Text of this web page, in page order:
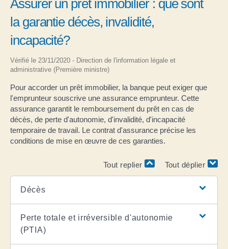
Assurer un prêt immobilier : que sont
la garantie décès, invalidité,
incapacité?
Vérifié le 23/11/2020 - Direction de l'information légale et
administrative (Première ministre)
Pour accorder un prêt immobilier, la banque peut exiger que
l'emprunteur souscrive une assurance emprunteur. Cette
assurance garantit le remboursement du prêt en cas de
décès, de perte d'autonomie, d'invalidité, d'incapacité
temporaire de travail. Le contrat d'assurance précise les
conditions de mise en œuvre de ces garanties.
Tout replier Tout déplier
Décès
Perte totale et irréversible d'autonomie
(PTIA)